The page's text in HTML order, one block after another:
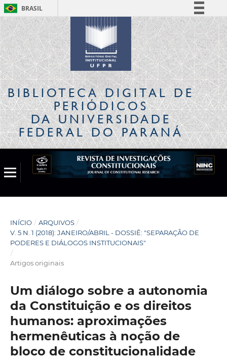
BRASIL
Simplifique!
Comunica BR
Participe
Acesso à informação
Legislação
Canais
BIBLIOTECA DIGITALDE
PERIÓDICOS
DA UNIVERSIDADE
FEDERAL DO PARANÁ
INÍCIO / ARQUIVOS /
V. 5 N. 1 (2018): JANEIRO/ABRIL - DOSSIÊ: "SEPARAÇÃO DE
PODERES E DIÁLOGOS INSTITUCIONAIS"
/
Artigos originais
Um diálogo sobre a autonomia
da Constituição e os direitos
humanos: aproximações
hermenêuticas à noção de
bloco de constitucionalidade